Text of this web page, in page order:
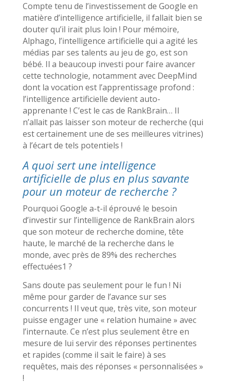
Compte tenu de l’investissement de Google en
matière d’intelligence artificielle, il fallait bien se
douter qu’il irait plus loin ! Pour mémoire,
Alphago, l’intelligence artificielle qui a agité les
médias par ses talents au jeu de go, est son
bébé. Il a beaucoup investi pour faire avancer
cette technologie, notamment avec DeepMind
dont la vocation est l’apprentissage profond :
l’intelligence artificielle devient auto-
apprenante ! C’est le cas de RankBrain… Il
n’allait pas laisser son moteur de recherche (qui
est certainement une de ses meilleures vitrines)
à l’écart de tels potentiels !
A quoi sert une intelligence
artificielle de plus en plus savante
pour un moteur de recherche ?
Pourquoi Google a-t-il éprouvé le besoin
d’investir sur l’intelligence de RankBrain alors
que son moteur de recherche domine, tête
haute, le marché de la recherche dans le
monde, avec près de 89% des recherches
effectuées1 ?
Sans doute pas seulement pour le fun ! Ni
même pour garder de l’avance sur ses
concurrents ! Il veut que, très vite, son moteur
puisse engager une « relation humaine » avec
l’internaute. Ce n’est plus seulement être en
mesure de lui servir des réponses pertinentes
et rapides (comme il sait le faire) à ses
requêtes, mais des réponses « personnalisées »
!